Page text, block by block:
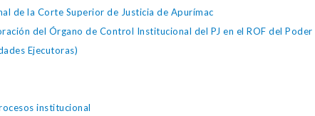
de la Corte Superior de Justicia de Apurímac
del Órgano de Control Institucional del PJ en el ROF del Poder
Ejecutoras)
institucional